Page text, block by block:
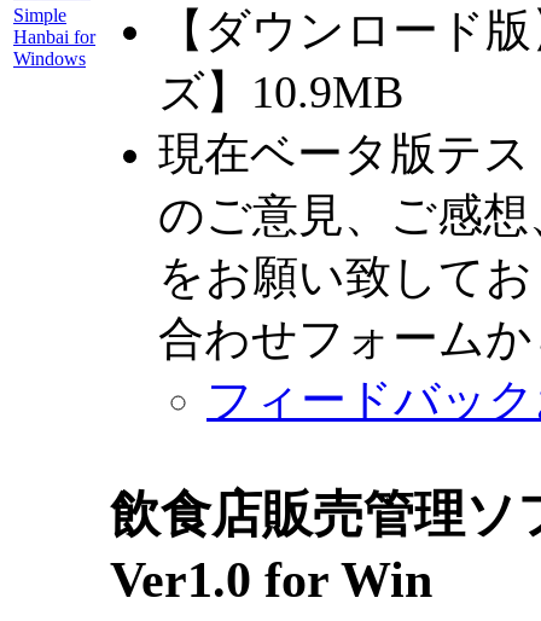
【ダウンロード
ズ】10.9MB
現在ベータ版テ
のご意見、ご感
をお願い致して
合わせフォーム
フィードバッ
飲食店販売管理
Ver1.0 for Win